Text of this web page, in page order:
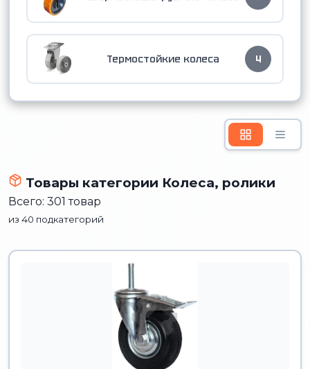
Термостойкие колеса 4
Товары категории Колеса, ролики
Всего: 301 товар
из 40 подкатегорий